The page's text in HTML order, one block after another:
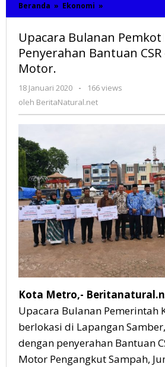
Beranda » Ekonomi »
Bulanan
Metro
Disertai
Penyerahan
dan
Unit
Motor.
Upacara Bulanan
Penyerahan Bantuan
Motor.
18 Januari 2020
oleh
BeritaNatural.net
-
166 views
oleh BeritaNatural.net
Kota Metro,-
Upacara Bulanan Pemerintah
berlokasi di Lapangan
dengan penyerahan Bantuan
Motor Pengangkut Sampah,